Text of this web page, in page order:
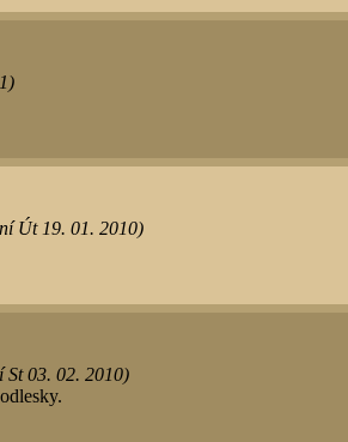
Út 19. 01. 2010)
St 03. 02. 2010)